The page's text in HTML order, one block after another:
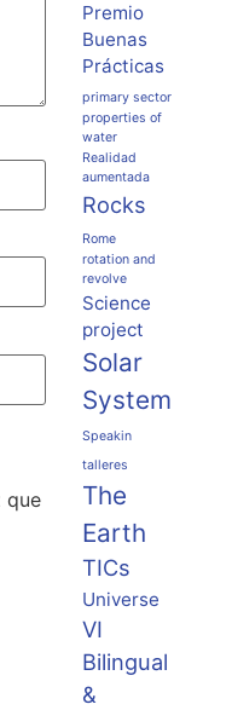
que
Premio
Buenas
Prácticas
primary sector
properties of
water
Realidad
aumentada
Rocks
Rome
rotation and
revolve
Science
project
Solar
System
Speakin
talleres
The
Earth
TICs
Universe
VI
Bilingual
&